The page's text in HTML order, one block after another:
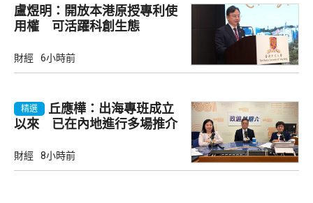
盧煜明：開放本港原授專利使
用權 可活躍科創生態
財經 6小時前
精選
丘應樺：出海專班成立
以來 已在內地進行多場推介
財經 8小時前